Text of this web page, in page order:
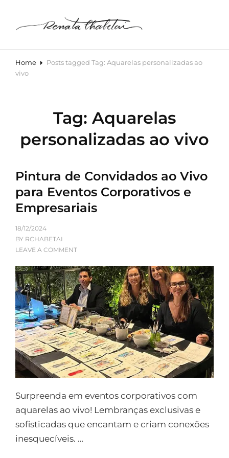
CURSO DE AQUARELA ONLINE
Home Posts tagged Tag: Aquarelas personalizadas ao
vivo
Tag: Aquarelas
personalizadas ao vivo
Pintura de Convidados ao Vivo
para Eventos Corporativos e
Empresariais
18/12/2024
BY RCHABETAI
LEAVE A COMMENT
Surpreenda em eventos corporativos com
aquarelas ao vivo! Lembranças exclusivas e
sofisticadas que encantam e criam conexões
inesquecíveis. …